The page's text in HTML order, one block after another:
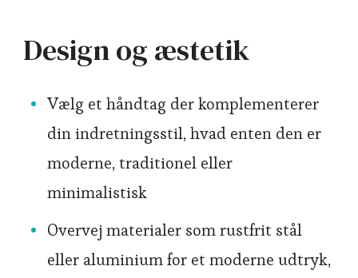
Design og æstetik
Vælg et håndtag der komplementerer
din indretningsstil, hvad enten den er
moderne, traditionel eller
minimalistisk
Overvej materialer som rustfrit stål
eller aluminium for et moderne udtryk,